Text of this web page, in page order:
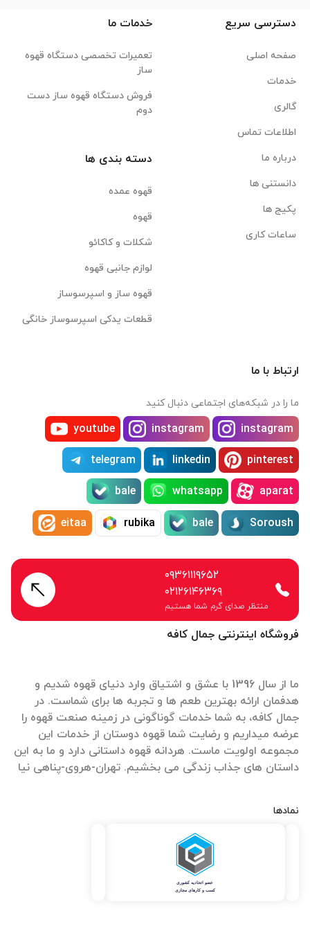
فروشگاه اینترنتی جمال کافه
ما از سال 1396 با عشق و اشتیاق وارد دنیای قهوه شدیم و
هدفمان ارائه بهترین طعم ها و تجربه ها برای شماست. در
جمال کافه، به شما خدمات گوناگونی در زمینه صنعت قهوه را
عرضه میداریم و رضایت شما قهوه دوستان از خدمات این
مجموعه اولویت ماست. هردانه قهوه داستانی دارد و ما به این
داستان های جذاب زندگی می بخشیم. تهران-هروی-پناهی نیا
نمادها
دسترسی سریع
صفحه اصلی
خدمات
گالری
اطلاعات تماس
درباره ما
دانستنی ها
پکیج ها
ساعات کاری
خدمات ما
تعمیرات تخصصی دستگاه قهوه
ساز
فروش دستگاه قهوه ساز دست
دوم
دسته بندی ها
قهوه عمده
قهوه
شکلات و کاکائو
لوازم جانبی قهوه
قهوه ساز و اسپرسوساز
قطعات یدکی اسپرسوساز خانگی
ارتباط با ما
ما را در شبکه‌های اجتماعی دنبال کنید
instagram
instagram
youtube
pinterest
linkedin
telegram
aparat
whatsapp
bale
Soroush
bale
rubika
eitaa
۰۹۳۶۱۱۱۹۶۵۲
۰۲۱۲۶۱۴۶۳۶۹
منتظر صدای گرم شما هستیم